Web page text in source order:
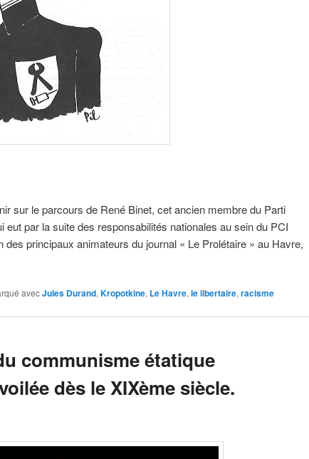
sur le parcours de René Binet, cet ancien membre du Parti
eut par la suite des responsabilités nationales au sein du PCI
des principaux animateurs du journal « Le Prolétaire » au Havre,
avecJules Durand, Kropotkine, Le Havre, le libertaire, racisme
communisme étatique
dès le XIXème siècle.